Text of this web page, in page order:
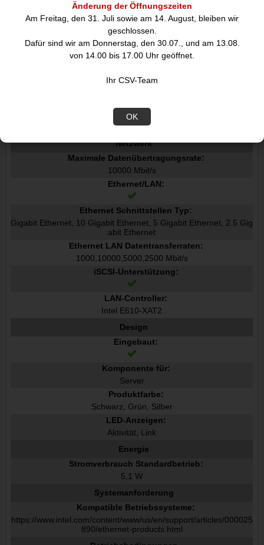
Änderung der Öffnungszeiten
Am Freitag, den 31. Juli sowie am 14. August, bleiben wir
geschlossen.
Dafür sind wir am Donnerstag, den 30.07., und am 13.08.
von 14.00 bis 17.00 Uhr geöffnet.
Ihr CSV-Team
OK
Übertragungstechnik:
Kabelgebunden
Hostschnittstelle:
PCI Express
Schnittstelle:
PCI version:
4.0
Netzwerk
Maximale Datenübertragungsrate:
10000 Mbit/s
Ethernet/LAN:
Ethernet Schnittstellen Typ:
Gigabit Ethernet, 10 Gigabit Ethernet, 5 Gigabit Ethernet, 2.5 Gig
abit Ethernet
Ethernet LAN Datentransferraten:
1000,10000,5000,2500 Mbit/s
iSCSI-Unterstützung:
LAN-Controller:
Intel E610-XAT2
Design
Eingebaut:
Komponente für:
Server
Produktfarbe:
Schwarz, Grün, Silber
LED-Anzeigen:
Aktivität, Link
Energie
Stromverbrauch Standardbetrieb:
5,1 W
Systemanforderung
Kompatible Betriebssysteme:
https://www.intel.com/content/www/us/en/support/articles/000025
890/ethernet-products.html